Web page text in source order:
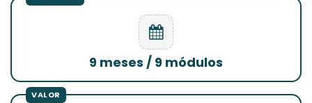
9 meses / 9 módulos